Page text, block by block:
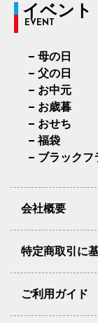
イベント
EVENT
母の日
父の日
お中元
お歳暮
おせち
福袋
ブラックフ
会社概要
特定商取引に
ご利用ガイド